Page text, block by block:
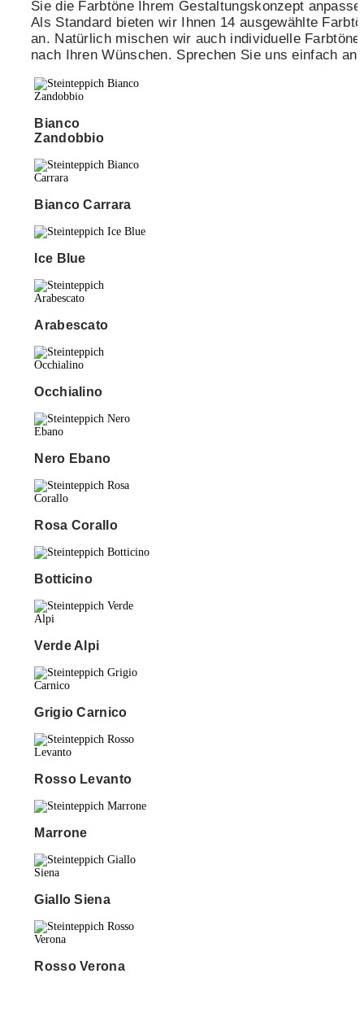
Sie die Farbtöne Ihrem Gestaltungskonzept
Als Standard bieten wir Ihnen 14 ausgewählte
an. Natürlich mischen wir auch individuelle Farbtöne
nach Ihren Wünschen. Sprechen Sie uns einfach an.
Bianco
Zandobbio
Bianco Carrara
Ice Blue
Arabescato
Occhialino
Nero Ebano
Rosa Corallo
Botticino
Verde Alpi
Grigio Carnico
Rosso Levanto
Marrone
Giallo Siena
Rosso Verona